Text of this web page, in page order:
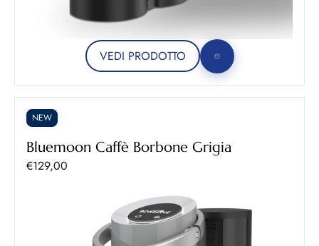
VEDI PRODOTTO
NEW
Bluemoon Caffè Borbone Grigia
Prezzo scontato
€129,00